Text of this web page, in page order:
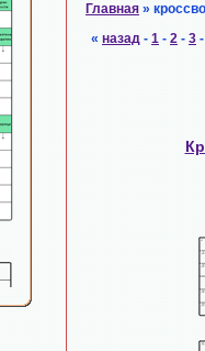
Главная »
« назад - 1 - 2 - 3